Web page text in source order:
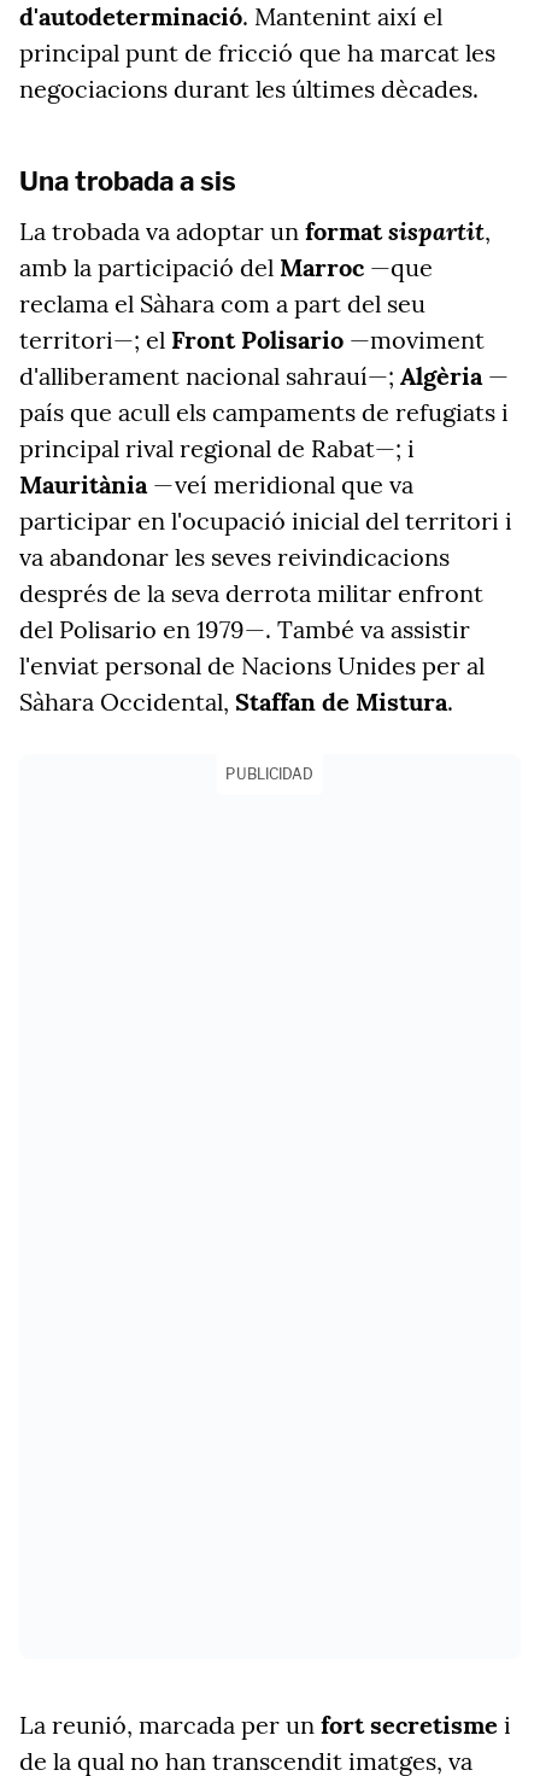
d'autodeterminació. Mantenint així el
principal punt de fricció que ha marcat les
negociacions durant les últimes dècades.
Una trobada a sis
La trobada va adoptar un formatsispartit,
amb la participació del Marroc —que
reclama el Sàhara com a part del seu
territori—; el Front Polisario —moviment
d'alliberament nacional sahrauí—; Algèria—
país que acull els campaments de refugiats i
principal rival regional de Rabat—; i
Mauritània—veí meridional que va
participar en l'ocupació inicial del territori i
va abandonar les seves reivindicacions
després de la seva derrota militar enfront
del Polisario en 1979—. També va assistir
l'enviat personal de Nacions Unides per al
Sàhara Occidental, Staffan de Mistura.
PUBLICIDAD
La reunió, marcada per un fort secretisme i
de la qual no han transcendit imatges, va